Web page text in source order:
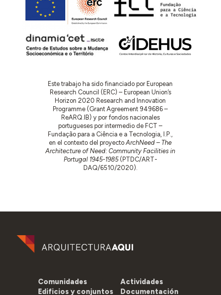
Este trabajo ha sido financiado por European
Research Council (ERC) – European Union’s
Horizon 2020 Research and Innovation
Programme (Grant Agreement 949686 –
ReARQ.IB) y por fondos nacionales
portugueses por intermedio de FCT –
Fundação para a Ciência e a Tecnologia, I.P.,
en el contexto del proyectoArchNeed – The
Architecture of Need: Community Facilities in
Portugal 1945-1985(PTDC/ART-
DAQ/6510/2020).
Comunidades
Edificios y conjuntos
Actividades
Documentación